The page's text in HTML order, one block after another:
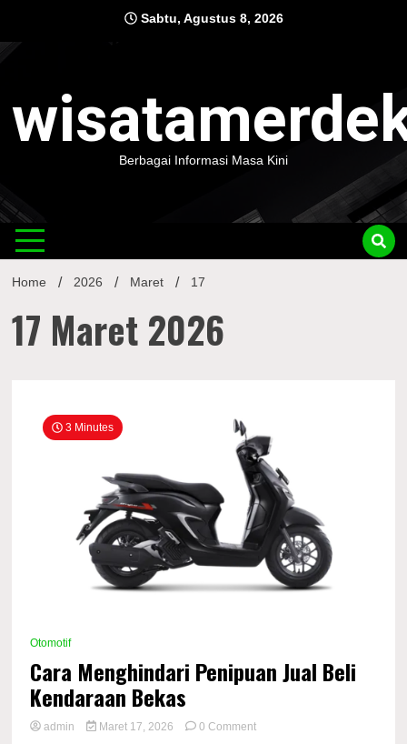
content
Sabtu, Agustus 8, 2026
Berbagai Informasi Masa Kini
Home 2026 Maret 17
17 Maret 2026
3 Minutes
Otomotif
Cara Menghindari Penipuan Jual Beli
Kendaraan Bekas
admin Maret 17, 2026 0 Commenton